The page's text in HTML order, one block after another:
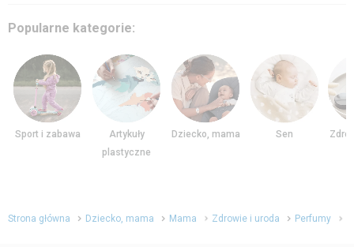
Popularne kategorie:
Sport i zabawa
Artykuły
plastyczne
Dziecko, mama Sen
Strona główna Dziecko, mama Mama Zdrowie i uroda Perfumy